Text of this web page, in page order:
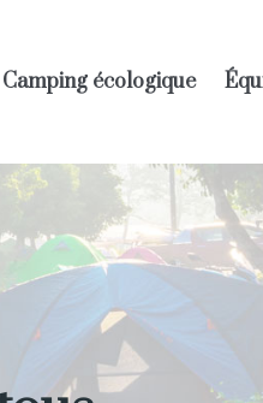
Camping écologique